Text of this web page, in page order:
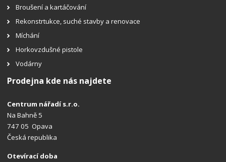
Broušení a kartáčování
Rekonstrtukce, suché stavby a renovace
Míchání
Horkovzdušné pistole
Vodárny
Prodejna kde nás najdete
Centrum nářadí s.r.o.
Na Bahně 5
747 05 Opava
Česká republika
Otevírací doba